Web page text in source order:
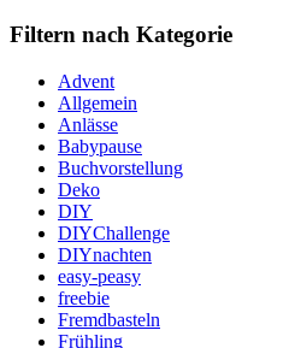
Filtern nach Kategorie
Advent
Allgemein
Anlässe
Babypause
Buchvorstellung
Deko
DIY
DIYChallenge
DIYnachten
easy-peasy
freebie
Fremdbasteln
Frühling